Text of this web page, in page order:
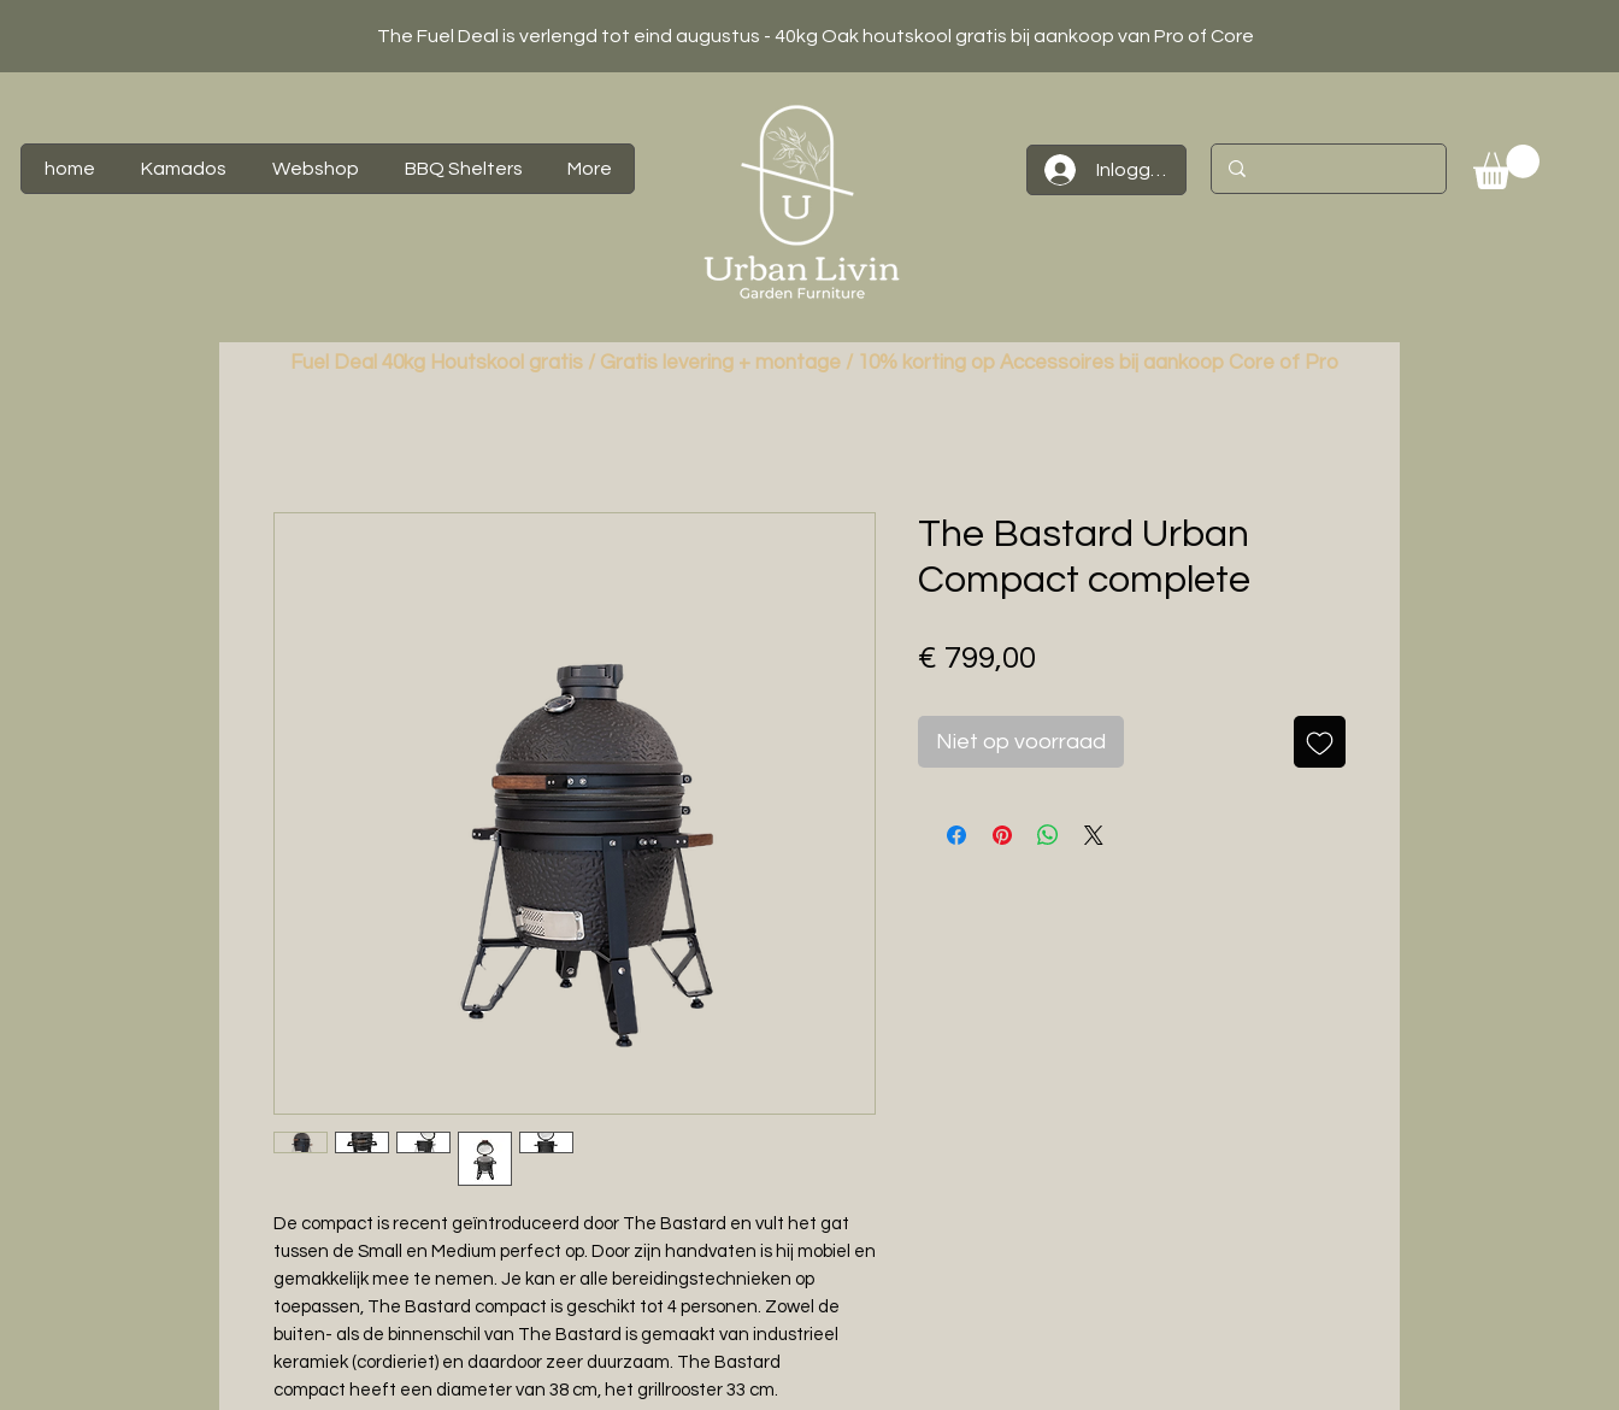
The Fuel Deal is verlengd tot eind augustus - 40kg Oak houtskool gratis bij aankoop van Pro of Core
home Kamados Webshop BBQ Shelters More Inloggen
De compact is recent geïntroduceerd door The Bastard en vult het gat
tussen de Small en Medium perfect op. Door zijn handvaten is hij mobiel en
gemakkelijk mee te nemen. Je kan er alle bereidingstechnieken op
toepassen, The Bastard compact is geschikt tot 4 personen. Zowel de
buiten- als de binnenschil van The Bastard is gemaakt van industrieel
keramiek (cordieriet) en daardoor zeer duurzaam. The Bastard
compact heeft een diameter van 38 cm, het grillrooster 33 cm.
The Bastard Urban
Compact complete
€ 799,00
Niet op voorraad
Fuel Deal 40kg Houtskool gratis / Gratis levering + montage / 10% korting op Accessoires bij aankoop Core of Pro